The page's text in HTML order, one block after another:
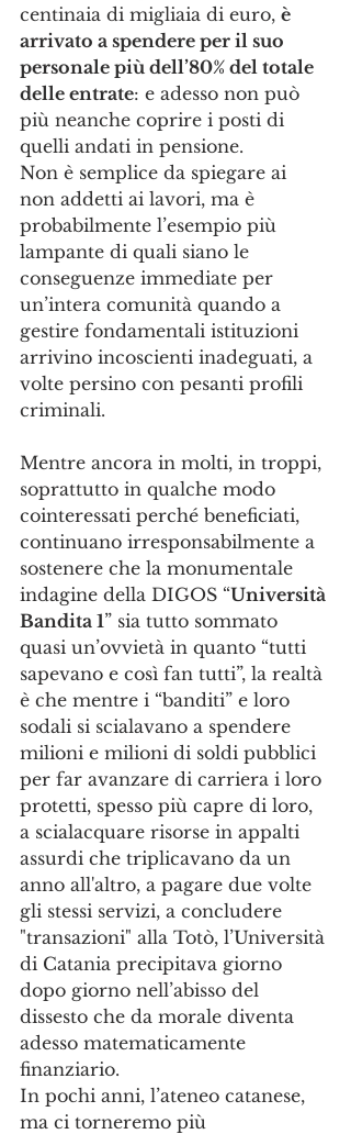
centinaia di migliaia di euro, è
arrivato a spendere per il suo
personale più dell’80% del totale
delle entrate: e adesso non può
più neanche coprire i posti di
quelli andati in pensione.
Non è semplice da spiegare ai
non addetti ai lavori, ma è
probabilmente l’esempio più
lampante di quali siano le
conseguenze immediate per
un’intera comunità quando a
gestire fondamentali istituzioni
arrivino incoscienti inadeguati, a
volte persino con pesanti profili
criminali.
Mentre ancora in molti, in troppi,
soprattutto in qualche modo
cointeressati perché beneficiati,
continuano irresponsabilmente a
sostenere che la monumentale
indagine della DIGOS “Università
Bandita 1” sia tutto sommato
quasi un’ovvietà in quanto “tutti
sapevano e così fan tutti”, la realtà
è che mentre i “banditi” e loro
sodali si scialavano a spendere
milioni e milioni di soldi pubblici
per far avanzare di carriera i loro
protetti, spesso più capre di loro,
a scialacquare risorse in appalti
assurdi che triplicavano da un
anno all'altro, a pagare due volte
gli stessi servizi, a concludere
"transazioni" alla Totò, l’Università
di Catania precipitava giorno
dopo giorno nell’abisso del
dissesto che da morale diventa
adesso matematicamente
finanziario.
In pochi anni, l’ateneo catanese,
ma ci torneremo più